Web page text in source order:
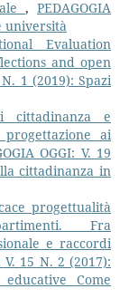
,PEDAGOGIA
università
Evaluation
and open
N. 1 (2019): Spazi
cittadinanza e
ai
OGGI: V. 19
cittadinanza in
progettualità
Fra
e raccordi
V. 15 N. 2 (2017):
Come